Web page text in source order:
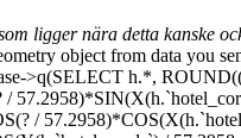
ligger nära detta kanske
object from data you
>q(SELECT h.*,
/
/